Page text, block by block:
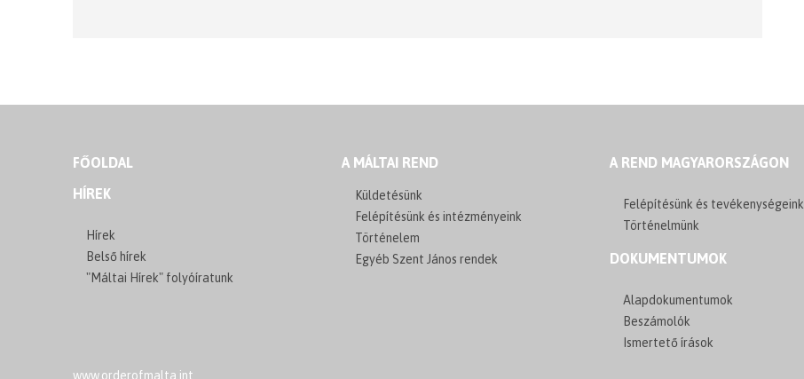
FŐOLDAL
HÍREK
Hírek
Belső hírek
"Máltai Hírek" folyóíratunk
A MÁLTAI REND
Küldetésünk
Felépítésünk és intézményeink
Történelem
Egyéb Szent János rendek
A REND MAGYARORSZÁGON
Felépítésünk és tevékenységeink
Történelmünk
DOKUMENTUMOK
Alapdokumentumok
Beszámolók
Ismertető írások
www.orderofmalta.int